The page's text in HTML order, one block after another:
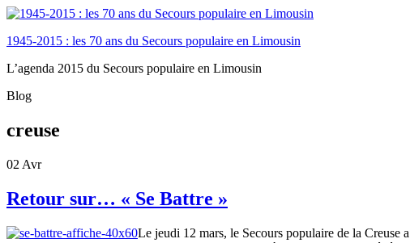
1945-2015 : les 70 ans du Secours populaire en Limousin
L’agenda 2015 du Secours populaire en Limousin
Blog
creuse
02 Avr
Retour sur… « Se Battre »
Le jeudi 12 mars, le Secours populaire de la